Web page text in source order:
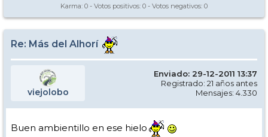
Karma: 0 - Votos positivos: 0 - Votos negativos: 0
Re: Más del Alhorí
viejolobo
Enviado: 29-12-2011 13:37
Registrado: 21 años antes
Mensajes: 4.330
Buen ambientillo en ese hielo